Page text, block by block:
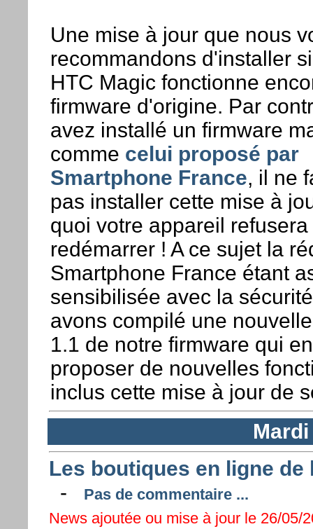
Une mise à jour que nous
recommandons d'installer
HTC Magic fonctionne
firmware d'origine. Par
avez installé un firmware
comme celui proposé par
Smartphone France, il ne
pas installer cette mise à
quoi votre appareil refusera
redémarrer ! A ce sujet la
Smartphone France étant
sensibilisée avec la
avons compilé une
1.1 de notre firmware qui
proposer de nouvelles
inclus cette mise à jour de
Les boutiques en ligne
-
Pas de commentaire ...
News ajoutée ou mise à jour le 26/05/